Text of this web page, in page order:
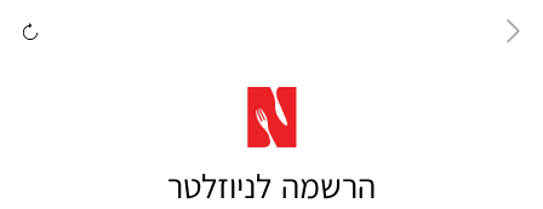
הרשמה לניוזלטר